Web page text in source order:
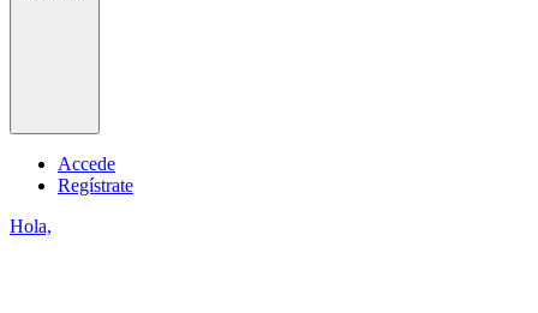
Accede
Regístrate
Hola,